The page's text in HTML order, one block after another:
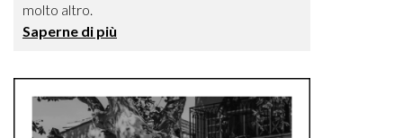
molto altro.
Saperne di più